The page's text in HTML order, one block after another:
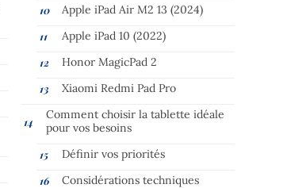
Apple iPad Air M2 13 (2024)
Apple iPad 10 (2022)
Honor MagicPad 2
Xiaomi Redmi Pad Pro
Comment choisir la tablette idéale
pour vos besoins
Définir vos priorités
Considérations techniques